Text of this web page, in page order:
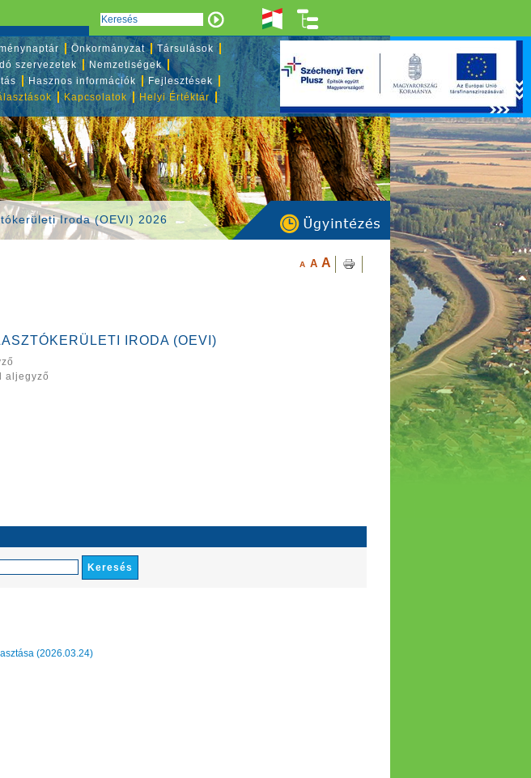
Iroda (OEVI) 2026
Önkormányzat
Társulások
szervezetek
Nemzetiségek
Hasznos információk
Fejlesztések
Kapcsolatok Helyi Értéktár
A A A
IRODA (OEVI)
aljegyző
(2026.03.24)